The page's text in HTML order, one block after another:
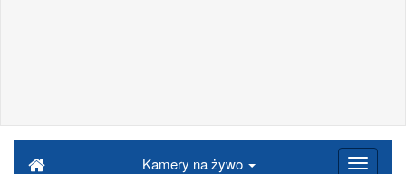
Kamery na żywo